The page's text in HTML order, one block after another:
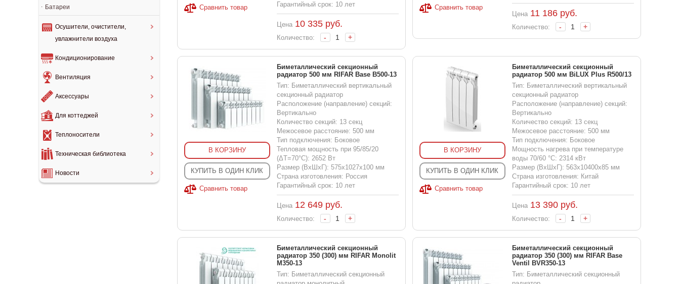
Батареи
Осушители, очистители,
увлажнители воздуха
Кондиционирование
Вентиляция
Аксессуары
Для коттеджей
Теплоносители
Техническая библиотека
Новости
Сравнить товар
Гарантийный срок: 10 лет
Цена 10 335руб.
Количество: - +
Сравнить товар
Цена 11 186руб.
Количество: - +
В КОРЗИНУ
КУПИТЬ В ОДИН КЛИК
Сравнить товар
Биметаллический секционный
радиатор 500 мм RIFAR Base B500-13
Тип: Биметаллический вертикальный
секционный радиатор
Расположение (направление) секций:
Вертикально
Количество секций: 13 секц
Межосевое расстояние: 500 мм
Тип подключения: Боковое
Тепловая мощность при 95/85/20
(ΔT=70°C): 2652 Вт
Размер (ВхШхГ): 575x1027x100 мм
Страна изготовления: Россия
Гарантийный срок: 10 лет
Цена 12 649руб.
Количество: - +
В КОРЗИНУ
КУПИТЬ В ОДИН КЛИК
Сравнить товар
Биметаллический секционный
радиатор 500 мм BiLUX Plus R500/13
Тип: Биметаллический вертикальный
секционный радиатор
Расположение (направление) секций:
Вертикально
Количество секций: 13 секц
Межосевое расстояние: 500 мм
Тип подключения: Боковое
Мощность нагрева при температуре
воды 70/60 °С: 2314 кВт
Размер (ВхШхГ): 563x10400x85 мм
Страна изготовления: Китай
Гарантийный срок: 10 лет
Цена 13 390руб.
Количество: - +
Биметаллический секционный
радиатор 350 (300) мм RIFAR Monolit
M350-13
Тип: Биметаллический секционный
Биметаллический секционный
радиатор 350 (300) мм RIFAR Base
Ventil BVR350-13
Тип: Биметаллический секционный